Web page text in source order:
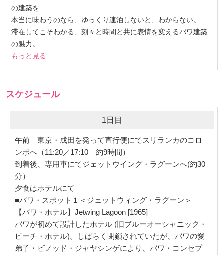
の建築を
本当に味わうのなら、ゆっくり連泊しないと、わからない。
滞在してこそわかる、刻々と時間と共に表情を変えるバワ建築
の魅力。
もっと見る
スケジュール
1日目
午前 東京・成田を発って直行便にてスリランカのコロ
ンボへ（11:20／17:10 約9時間）
到着後、専用車にてジェットウイング・ラグーンへ(約30
分）
夕食はホテルにて
■バワ・スポット１＜ジェットウィング・ラグーン＞
【バワ・ホテル】Jetwing Lagoon [1965]
バワが初めて設計したホテル (旧ブルーオーシャニック・
ビーチ・ホテル)。しばらく閉鎖されていたが、バワの愛
弟子・ビノッド・ジャヤシンゲにより、バワ・コンセプ